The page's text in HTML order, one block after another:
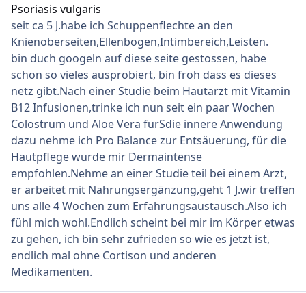
Psoriasis vulgaris
seit ca 5 J.habe ich Schuppenflechte an den
Knienoberseiten,Ellenbogen,Intimbereich,Leisten.
bin duch googeln auf diese seite gestossen, habe
schon so vieles ausprobiert, bin froh dass es dieses
netz gibt.Nach einer Studie beim Hautarzt mit Vitamin
B12 Infusionen,trinke ich nun seit ein paar Wochen
Colostrum und Aloe Vera fürSdie innere Anwendung
dazu nehme ich Pro Balance zur Entsäuerung, für die
Hautpflege wurde mir Dermaintense
empfohlen.Nehme an einer Studie teil bei einem Arzt,
er arbeitet mit Nahrungsergänzung,geht 1 J.wir treffen
uns alle 4 Wochen zum Erfahrungsaustausch.Also ich
fühl mich wohl.Endlich scheint bei mir im Körper etwas
zu gehen, ich bin sehr zufrieden so wie es jetzt ist,
endlich mal ohne Cortison und anderen
Medikamenten.